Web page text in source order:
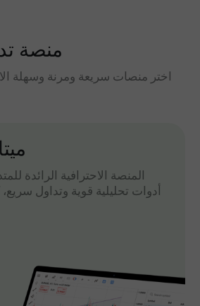
منصة
اختر منصات سريعة ومرنة وسهلة
المنصة الاحترافية الرائدة
أدوات تحليلية قوية وتداول